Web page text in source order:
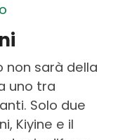
non sarà della
uno tra
Solo due
Kiyine e il